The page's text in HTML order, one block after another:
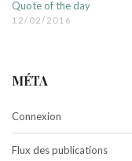
Quote of the day
12/02/2016
MÉTA
Connexion
Flux des publications